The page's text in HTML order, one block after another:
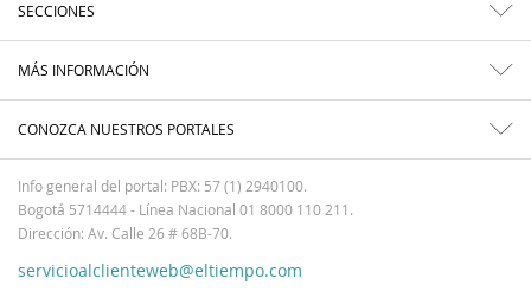
SECCIONES
MÁS INFORMACIÓN
CONOZCA NUESTROS PORTALES
Info general del portal: PBX: 57 (1) 2940100.
Bogotá 5714444 - Línea Nacional 01 8000 110 211.
Dirección: Av. Calle 26 # 68B-70.
servicioalclienteweb@eltiempo.com